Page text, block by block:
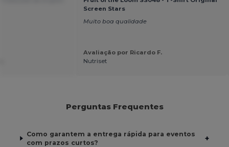
Screen Stars
Muito boa qualidade
Avaliação por Ricardo F.
Nutriset
Perguntas Frequentes
Como garantem a entrega rápida para eventos
com prazos curtos?
+